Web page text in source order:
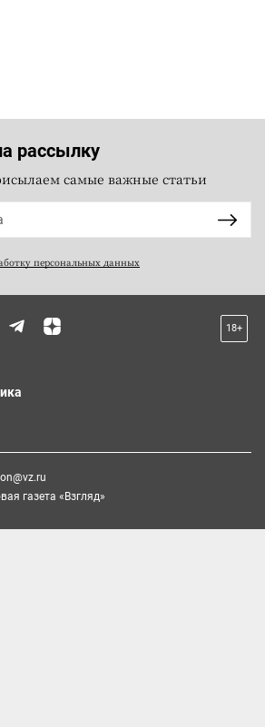
рассылку
самые важные статьи
персональных данных
18+
газета «Взгляд»